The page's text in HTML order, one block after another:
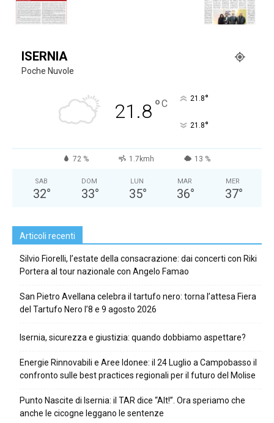
ISERNIA
Poche Nuvole
21.8°C 21.8°
21.8°
72 % 1.7kmh 13 %
SAB
32°
DOM
33°
LUN
35°
MAR
36°
MER
37°
Articoli recenti
Silvio Fiorelli, l’estate della consacrazione: dai concerti con Riki
Portera al tour nazionale con Angelo Famao
San Pietro Avellana celebra il tartufo nero: torna l’attesa Fiera
del Tartufo Nero l’8 e 9 agosto 2026
Isernia, sicurezza e giustizia: quando dobbiamo aspettare?
Energie Rinnovabili e Aree Idonee: il 24 Luglio a Campobasso il
confronto sulle best practices regionali per il futuro del Molise
Punto Nascite di Isernia: il TAR dice “Alt!”. Ora speriamo che
anche le cicogne leggano le sentenze